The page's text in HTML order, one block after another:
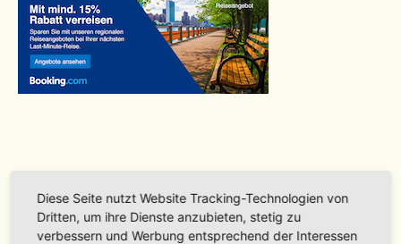
Diese Seite nutzt Website Tracking-Technologien von
Dritten, um ihre Dienste anzubieten, stetig zu
verbessern und Werbung entsprechend der Interessen